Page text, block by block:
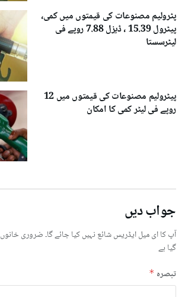
پٹرولیم مصنوعات کی قیمتوں میں کمی،
پیٹرول 15.39 ، ڈیزل 7.88 روپے فی
لیٹرسستا
پیٹرولیم مصنوعات کی قیمتوں میں 12
روپے فی لیٹر کمی کا امکان
جواب دیں
آپ کا ای میل ایڈریس شائع نہیں کیا جائے گا۔ضروری
گیا ہے
تبصرہ *